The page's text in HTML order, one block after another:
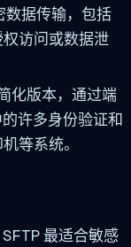
数据传输，包括
访问或数据泄
化版本，通过端
许多身份验证和
等系统。
最适合敏感